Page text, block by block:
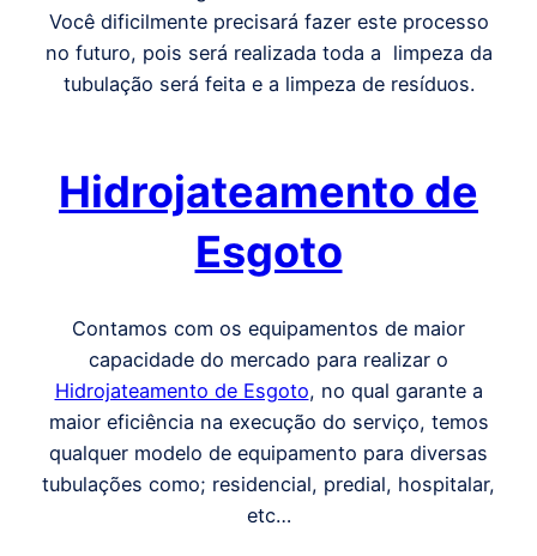
Você dificilmente precisará fazer este processo
no futuro, pois será realizada toda a limpeza da
tubulação será feita e a limpeza de resíduos.
Hidrojateamento de
Esgoto
Contamos com os equipamentos de maior
capacidade do mercado para realizar o
Hidrojateamento de Esgoto, no qual garante a
maior eficiência na execução do serviço, temos
qualquer modelo de equipamento para diversas
tubulações como; residencial, predial, hospitalar,
etc…